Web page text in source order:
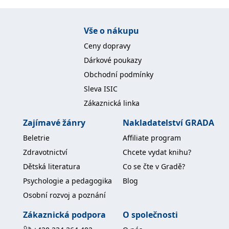
Vše o nákupu
Ceny dopravy
Dárkové poukazy
Obchodní podmínky
Sleva ISIC
Zákaznická linka
Zajímavé žánry
Beletrie
Zdravotnictví
Dětská literatura
Psychologie a pedagogika
Osobní rozvoj a poznání
Nakladatelství GRADA
Affiliate program
Chcete vydat knihu?
Co se čte v Gradě?
Blog
Zákaznická podpora O společnosti